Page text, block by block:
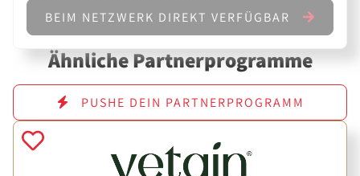
BEIM NETZWERK DIREKT VERFÜGBAR
Ähnliche Partnerprogramme
PUSHE DEIN PARTNERPROGRAMM